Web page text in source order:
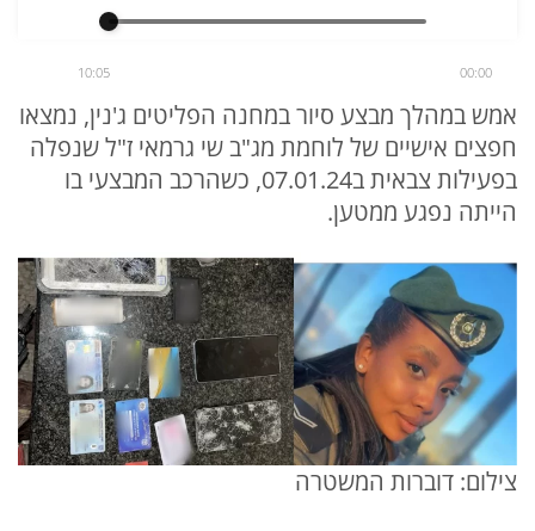
00:00
10:05
אמש במהלך מבצע סיור במחנה הפליטים ג'נין, נמצאו
חפצים אישיים של לוחמת מג"ב שי גרמאי ז"ל שנפלה
בפעילות צבאית ב07.01.24, כשהרכב המבצעי בו
הייתה נפגע ממטען.
צילום: דוברות המשטרה